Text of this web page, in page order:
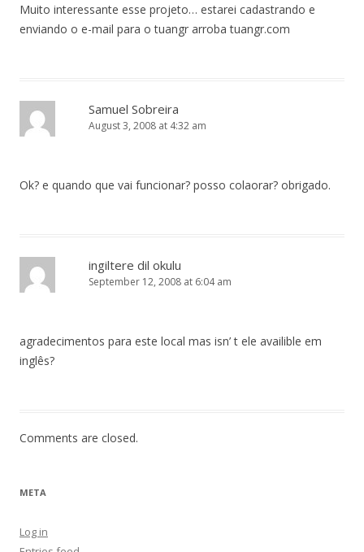
Muito interessante esse projeto… estarei cadastrando e
enviando o e-mail para o tuangr arroba tuangr.com
Samuel Sobreira
August 3, 2008 at 4:32 am
Ok? e quando que vai funcionar? posso colaorar? obrigado.
ingiltere dil okulu
September 12, 2008 at 6:04 am
agradecimentos para este local mas isn’ t ele availible em
inglês?
Comments are closed.
META
Log in